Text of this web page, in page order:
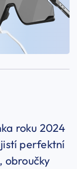
roku 2024
perfektní
obroučky